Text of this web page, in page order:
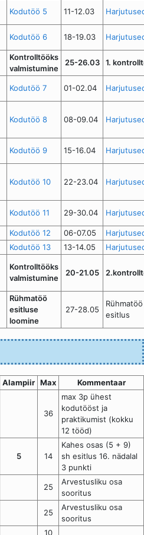
Kodutöö 5 11-12.03
Kodutöö 6 18-19.03
Kontrolltööks
valmistumine
25-26.03 1.
Kodutöö 7 01-02.04
Kodutöö 8 08-09.04
Kodutöö 9 15-16.04
Kodutöö 10 22-23.04
Kodutöö 11 29-30.04
Kodutöö 12 06-07.05
Kodutöö 13 13-14.05
Kontrolltööks
valmistumine
20-21.05
Rühmatöö
esitluse
loomine
27-28.05
Rühmatöö
esitlus
Alampiir Max Kommentaar
36
max 3p ühest
kodutööst ja
praktikumist (kokku
12 tööd)
5 14
Kahes osas (5 + 9)
sh esitlus 16. nädalal
3 punkti
25
Arvestusliku osa
sooritus
25
Arvestusliku osa
sooritus
10